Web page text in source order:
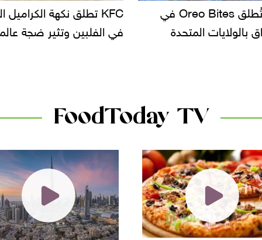
KFC تطلق نكهة الكراميل المملح
وتثير ضجة عالمية
دعوات للتحقيق في أسباب
سحب بعض ألبان الأطفال
FoodToday TV